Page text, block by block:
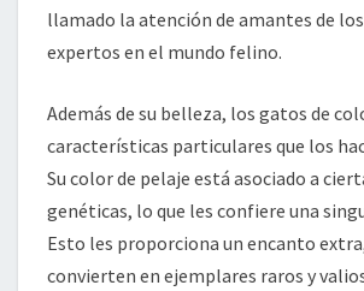
llamado la atención de amantes de
expertos en el mundo felino.
Además de su belleza, los gatos de
características particulares que los
Su color de pelaje está asociado a
genéticas, lo que les confiere una
Esto les proporciona un encanto
convierten en ejemplares raros y